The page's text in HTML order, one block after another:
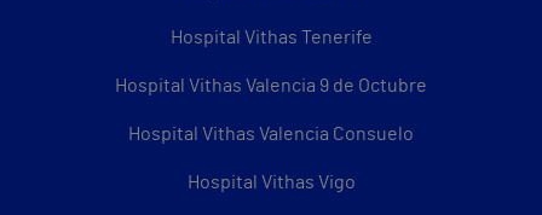
Hospital Vithas Tenerife
Hospital Vithas Valencia 9 de Octubre
Hospital Vithas Valencia Consuelo
Hospital Vithas Vigo